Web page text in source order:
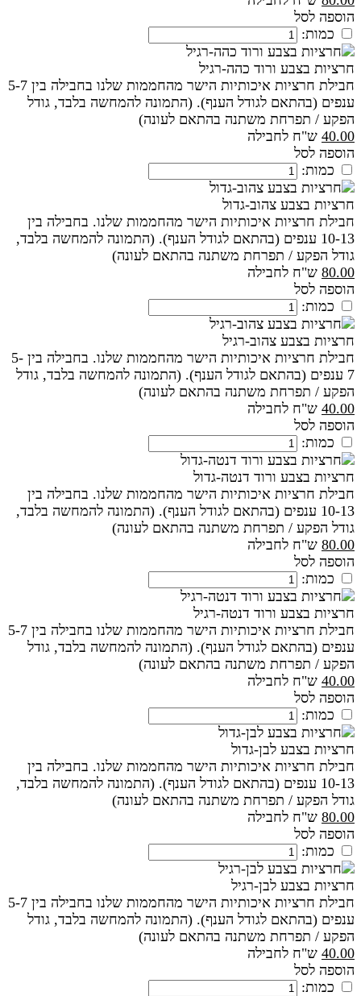
הוספה לסל
כמות:
חרציות בצבע ורוד כהה-רגיל
חבילת חרציות איכותיות הישר מהחממות שלנו בחבילה בין 5-7
ענפים (בהתאם לגודל הענף). (התמונה להמחשה בלבד, גודל
הפקע / תפרחת משתנה בהתאם לעונה)
40.00 ש"ח לחבילה
הוספה לסל
כמות:
חרציות בצבע צהוב-גדול
חבילת חרציות איכותיות הישר מהחממות שלנו. בחבילה בין
10-13 ענפים (בהתאם לגודל הענף). (התמונה להמחשה בלבד,
גודל הפקע / תפרחת משתנה בהתאם לעונה)
80.00 ש"ח לחבילה
הוספה לסל
כמות:
חרציות בצבע צהוב-רגיל
חבילת חרציות איכותיות הישר מהחממות שלנו. בחבילה בין 5-
7 ענפים (בהתאם לגודל הענף). (התמונה להמחשה בלבד, גודל
הפקע / תפרחת משתנה בהתאם לעונה)
40.00 ש"ח לחבילה
הוספה לסל
כמות:
חרציות בצבע ורוד דנטה-גדול
חבילת חרציות איכותיות הישר מהחממות שלנו. בחבילה בין
10-13 ענפים (בהתאם לגודל הענף). (התמונה להמחשה בלבד,
גודל הפקע / תפרחת משתנה בהתאם לעונה)
80.00 ש"ח לחבילה
הוספה לסל
כמות:
חרציות בצבע ורוד דנטה-רגיל
חבילת חרציות איכותיות הישר מהחממות שלנו בחבילה בין 5-7
ענפים (בהתאם לגודל הענף). (התמונה להמחשה בלבד, גודל
הפקע / תפרחת משתנה בהתאם לעונה)
40.00 ש"ח לחבילה
הוספה לסל
כמות:
חרציות בצבע לבן-גדול
חבילת חרציות איכותיות הישר מהחממות שלנו. בחבילה בין
10-13 ענפים (בהתאם לגודל הענף). (התמונה להמחשה בלבד,
גודל הפקע / תפרחת משתנה בהתאם לעונה)
80.00 ש"ח לחבילה
הוספה לסל
כמות:
חרציות בצבע לבן-רגיל
חבילת חרציות איכותיות הישר מהחממות שלנו בחבילה בין 5-7
ענפים (בהתאם לגודל הענף). (התמונה להמחשה בלבד, גודל
הפקע / תפרחת משתנה בהתאם לעונה)
40.00 ש"ח לחבילה
הוספה לסל
כמות: